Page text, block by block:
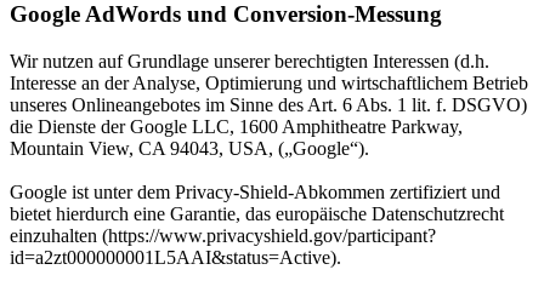
Google AdWords und Conversion-Messung
Wir nutzen auf Grundlage unserer berechtigten Interessen (d.h.
Interesse an der Analyse, Optimierung und wirtschaftlichem Betrieb
unseres Onlineangebotes im Sinne des Art. 6 Abs. 1 lit. f. DSGVO)
die Dienste der Google LLC, 1600 Amphitheatre Parkway,
Mountain View, CA 94043, USA, („Google“).
Google ist unter dem Privacy-Shield-Abkommen zertifiziert und
bietet hierdurch eine Garantie, das europäische Datenschutzrecht
einzuhalten (https://www.privacyshield.gov/participant?
id=a2zt000000001L5AAI&status=Active).